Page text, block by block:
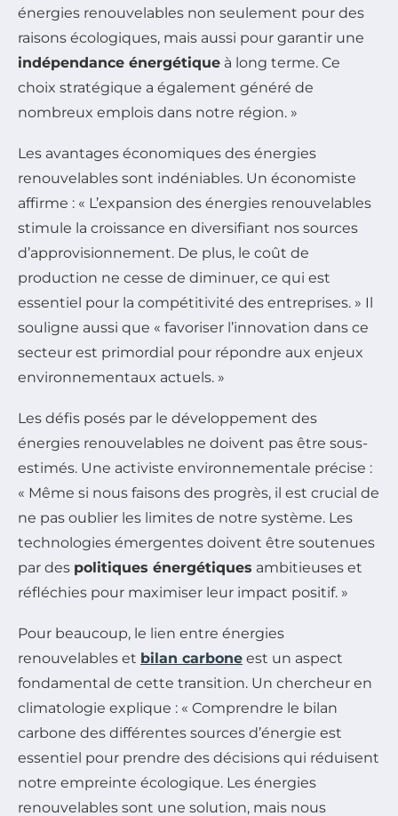
énergies renouvelables non seulement pour des
raisons écologiques, mais aussi pour garantir une
indépendance énergétique à long terme. Ce
choix stratégique a également généré de
nombreux emplois dans notre région. »
Les avantages économiques des énergies
renouvelables sont indéniables. Un économiste
affirme : « L’expansion des énergies renouvelables
stimule la croissance en diversifiant nos sources
d’approvisionnement. De plus, le coût de
production ne cesse de diminuer, ce qui est
essentiel pour la compétitivité des entreprises. » Il
souligne aussi que « favoriser l’innovation dans ce
secteur est primordial pour répondre aux enjeux
environnementaux actuels. »
Les défis posés par le développement des
énergies renouvelables ne doivent pas être sous-
estimés. Une activiste environnementale précise :
« Même si nous faisons des progrès, il est crucial de
ne pas oublier les limites de notre système. Les
technologies émergentes doivent être soutenues
par des politiques énergétiques ambitieuses et
réfléchies pour maximiser leur impact positif. »
Pour beaucoup, le lien entre énergies
renouvelables et bilan carbone est un aspect
fondamental de cette transition. Un chercheur en
climatologie explique : « Comprendre le bilan
carbone des différentes sources d’énergie est
essentiel pour prendre des décisions qui réduisent
notre empreinte écologique. Les énergies
renouvelables sont une solution, mais nous